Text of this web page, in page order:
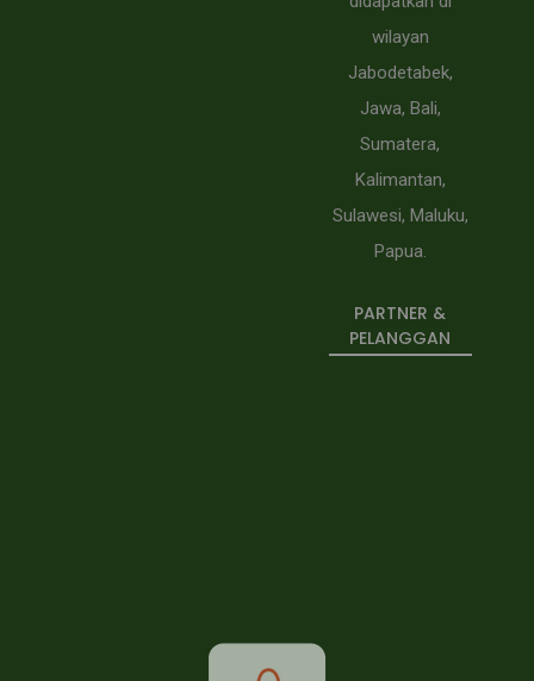
wilayan
Jabodetabek,
Jawa, Bali,
Sumatera,
Kalimantan,
Sulawesi, Maluku,
Papua.
PARTNER &
PELANGGAN